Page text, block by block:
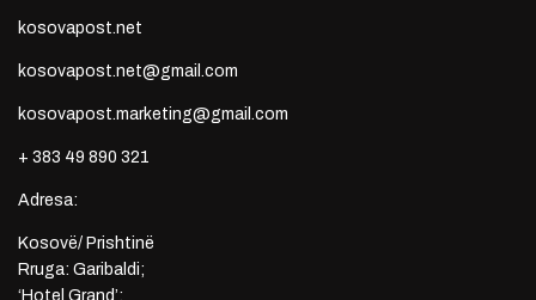
kosovapost.net
kosovapost.net@gmail.com
kosovapost.marketing@gmail.com
+ 383 49 890 321
Adresa:
Kosovë/ Prishtinë
Rruga: Garibaldi;
‘Hotel Grand’;